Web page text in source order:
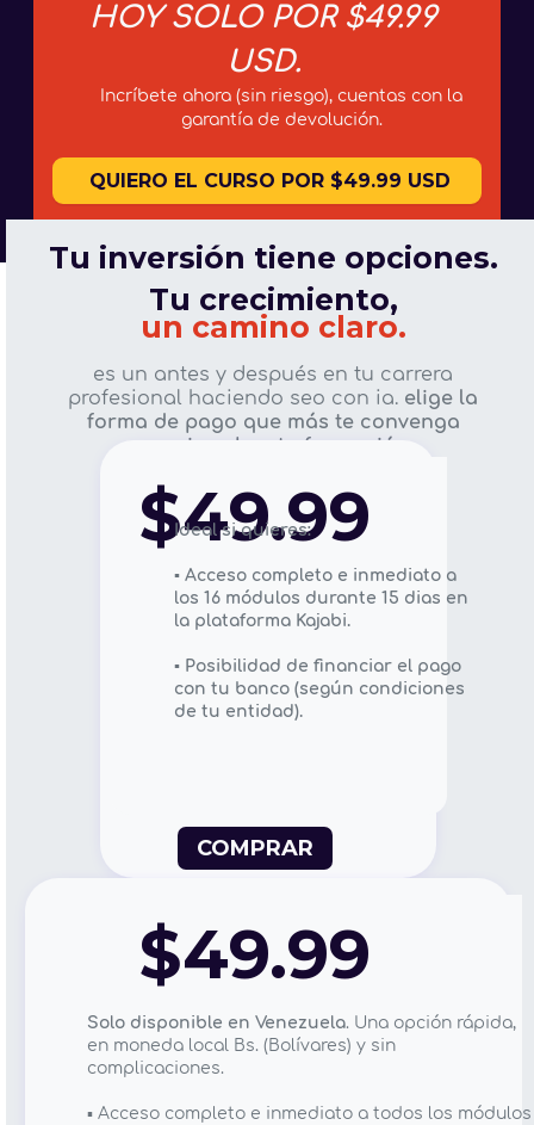
HOY SOLO POR $49.99
USD.
Incríbete ahora (sin riesgo), cuentas con la
garantía de devolución.
QUIERO EL CURSO POR $49.99 USD
Tu inversión tiene opciones.
Tu crecimiento,
un camino claro.
es un antes y después en tu carrera
profesional haciendo seo con ia. elige la
forma de pago que más te convenga
y empieza hoy tu formación.
$49.99
Ideal si quieres:
▪️ Acceso completo e inmediato a
los 16 módulos durante 15 dias en
la plataforma Kajabi.
▪️ Posibilidad de financiar el pago
con tu banco (según condiciones
de tu entidad).
COMPRAR
$49.99
Solo disponible en Venezuela. Una opción rápida,
en moneda local Bs. (Bolívares) y sin
complicaciones.
▪️ Acceso completo e inmediato a todos los módulos